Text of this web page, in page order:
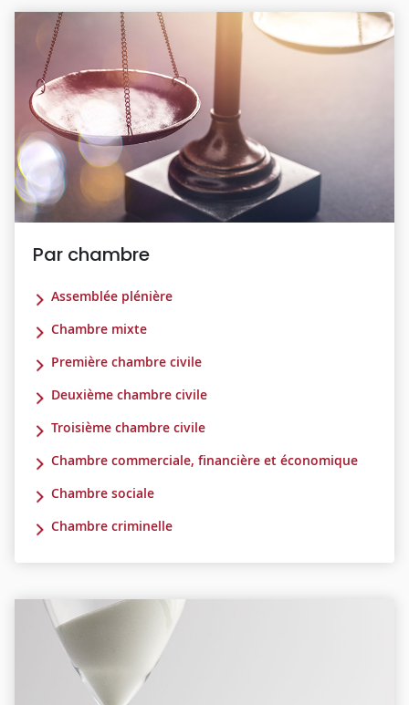
Par chambre
Assemblée plénière
Chambre mixte
Première chambre civile
Deuxième chambre civile
Troisième chambre civile
Chambre commerciale, financière et économique
Chambre sociale
Chambre criminelle